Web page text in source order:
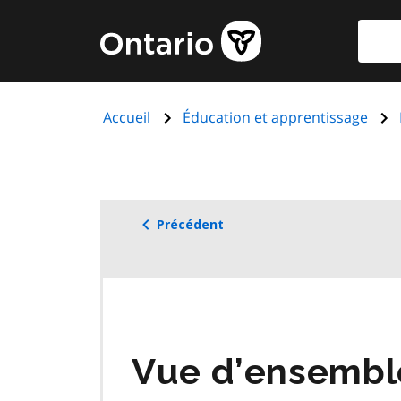
principal
Page
d'accueil
de
Accueil Éducation et apprentissage
Précédent
Vue